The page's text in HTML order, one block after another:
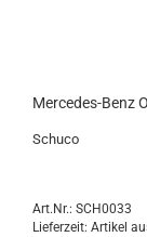
Mercedes-​​Benz
Schu­co
Art.Nr.: SCH0033
Lieferzeit: Artikel